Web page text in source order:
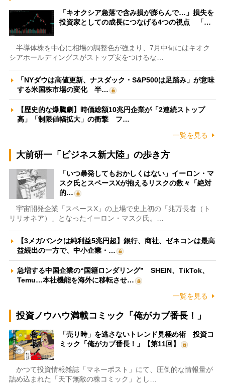
「キオクシア急落で含み損が膨らんで…」損失を
投資家としての成長につなげる4つの視点 「…
半導体株を中心に相場の調整色が強まり、7月中旬にはキオク
シアホールディングスがストップ安をつけるな…
「NYダウは高値更新、ナスダック・S&P500は足踏み」が意味
する米国株市場の変化 半…
【歴史的な爆騰劇】時価総額10兆円企業が「2連続ストップ
高」「制限値幅拡大」の衝撃 フ…
一覧を見る
大前研一「ビジネス新大陸」の歩き方
「いつ暴発してもおかしくはない」イーロン・マ
スク氏とスペースXが抱えるリスクの数々「絶対
的…
宇宙開発企業「スペースX」の上場で史上初の「兆万長者（ト
リリオネア）」となったイーロン・マスク氏。…
【3メガバンクは純利益5兆円超】銀行、商社、ゼネコンは最高
益続出の一方で、中小企業・…
急増する中国企業の“国籍ロンダリング” SHEIN、TikTok、
Temu…本社機能を海外に移転させ…
一覧を見る
投資ノウハウ満載コミック「俺がカブ番長！」
「売り時」を逃さないトレンド見極め術 投資コ
ミック「俺がカブ番長！」【第11回】
かつて投資情報雑誌「マネーポスト」にて、圧倒的な情報量が
詰め込まれた「天下無敵の株コミック」とし…